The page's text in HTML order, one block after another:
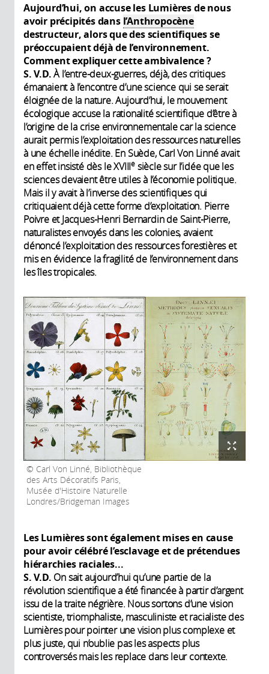
Aujourd’hui, on accuse les Lumières de nous
avoir précipités dans l’Anthropocène
destructeur, alors que des scientifiques se
préoccupaient déjà de l’environnement.
Comment expliquer cette ambivalence ?
S. V.D.À l’entre-deux-guerres, déjà, des critiques
émanaient à l’encontre d’une science qui se serait
éloignée de la nature. Aujourd’hui, le mouvement
écologique accuse la rationalité scientifique d’être à
l’origine de la crise environnementale car la science
aurait permis l’exploitation des ressources naturelles
à une échelle inédite. En Suède, Carl Von Linné avait
en effet insisté dès le XVIIIe siècle sur l’idée que les
sciences devaient être utiles à l’économie politique.
Mais il y avait à l’inverse des scientifiques qui
critiquaient déjà cette forme d’exploitation. Pierre
Poivre et Jacques-Henri Bernardin de Saint-Pierre,
naturalistes envoyés dans les colonies, avaient
dénoncé l’exploitation des ressources forestières et
mis en évidence la fragilité de l’environnement dans
les îles tropicales.
Carl Von Linné, Bibliothèque
des Arts Décoratifs Paris,
Musée d'Histoire Naturelle
Londres/Bridgeman Images
Les Lumières sont également mises en cause
pour avoir célébré l’esclavage et de prétendues
hiérarchies raciales...
S. V.D. On sait aujourd’hui qu’une partie de la
révolution scientifique a été financée à partir d’argent
issu de la traite négrière. Nous sortons d’une vision
scientiste, triomphaliste, masculiniste et racialiste des
Lumières pour pointer une vision plus complexe et
plus juste, qui n’oublie pas les aspects plus
controversés mais les replace dans leur contexte.